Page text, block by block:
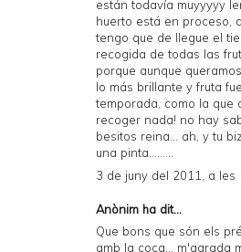
están todavía muyyyyy
huerto está en proceso,
tengo que de llegue el
recogida de todas las
porque aunque
lo más brillante y fruta
temporada, como la que
recoger nada! no hay
besitos reina... ah, y tu
una pinta.........
3 de juny del 2011, a les
Anònim ha dit...
Que bons que són els
amb la coca... m'agrada